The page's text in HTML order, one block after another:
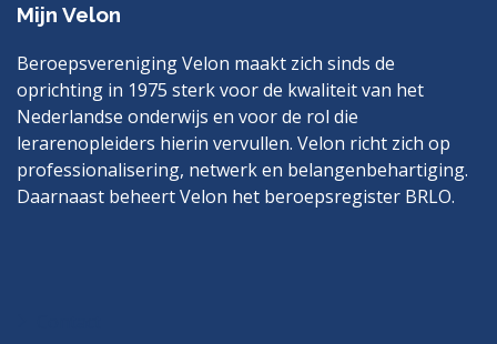
Mijn Velon
Beroepsvereniging Velon maakt zich sinds de
oprichting in 1975 sterk voor de kwaliteit van het
Nederlandse onderwijs en voor de rol die
lerarenopleiders hierin vervullen. Velon richt zich op
professionalisering, netwerk en belangenbehartiging.
Daarnaast beheert Velon het beroepsregister BRLO.